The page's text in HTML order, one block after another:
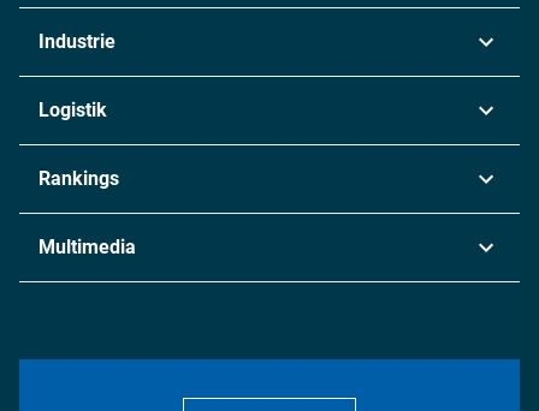
Industrie
Chemie
Metall
Energie
Logistik
Rankings
Multimedia